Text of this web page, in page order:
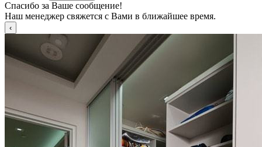
Спасибо за Ваше сообщение!
Наш менеджер свяжется с Вами в ближайшее время.